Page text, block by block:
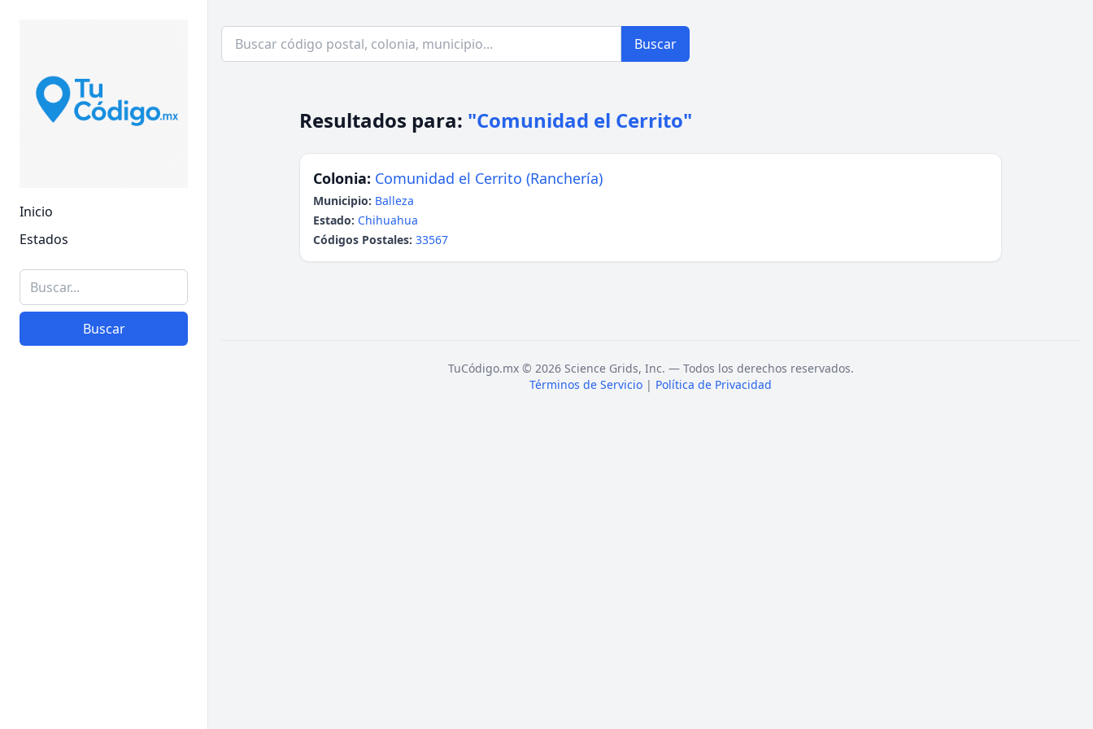
Inicio
Estados
Buscar
Buscar
Resultados para: "Comunidad el Cerrito"
Colonia: Comunidad el Cerrito (Ranchería)
Municipio: Balleza
Estado: Chihuahua
Códigos Postales: 33567
TuCódigo.mx © 2026 Science Grids, Inc. — Todos los derechos reservados.
Términos de Servicio | Política de Privacidad